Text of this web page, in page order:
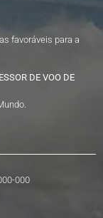
favoráveis para a
DE VOO DE
000